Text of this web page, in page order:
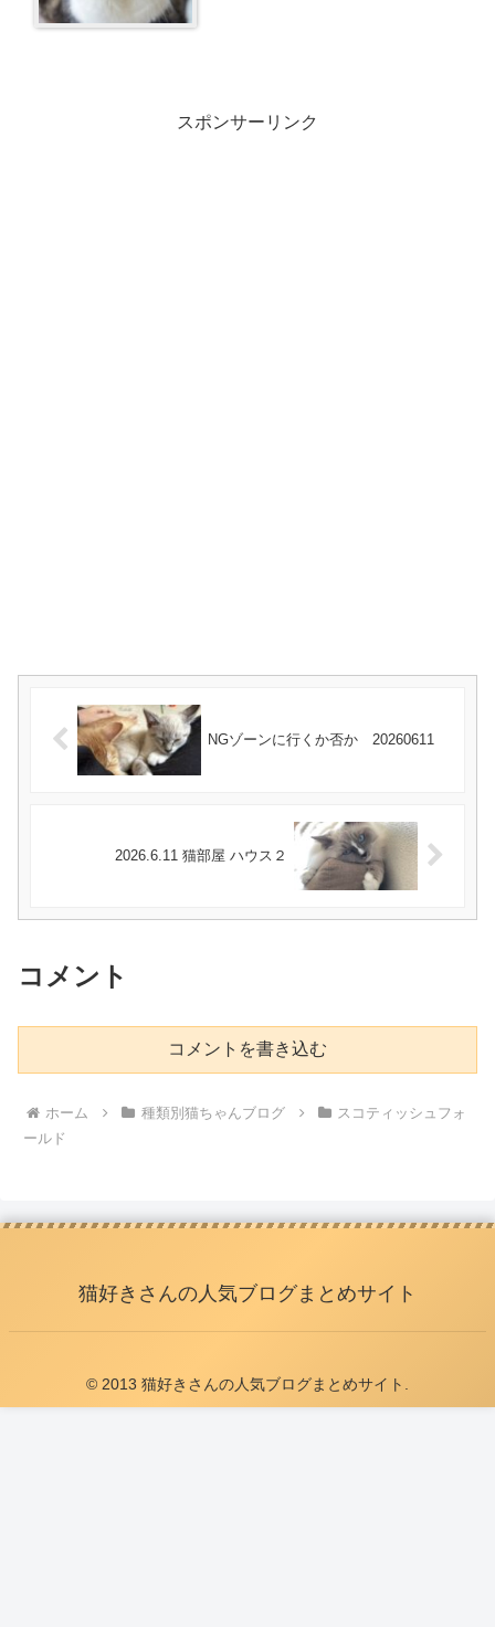
スポンサーリンク
NGゾーンに行くか否か 20260611
2026.6.11 猫部屋 ハウス２
コメント
コメントを書き込む
ホーム 種類別猫ちゃんブログ
スコティッシュフォ
ールド
猫好きさんの人気ブログまとめサイト
© 2013 猫好きさんの人気ブログまとめサイト.